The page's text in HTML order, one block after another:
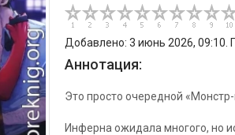
Добавлено: 3 июнь 2026, 09:10.
Аннотация:
Это просто очередной
Инферна ожидала многого, но